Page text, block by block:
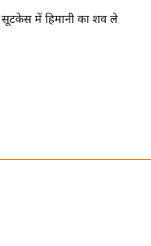
में हिमानी का शव ले